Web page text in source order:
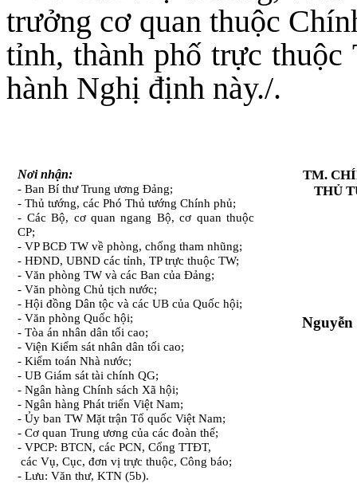
trưởng cơ quan thuộc
tỉnh, thành phố trực
hành Nghị định này./.
Nơi nhận:
- Ban Bí thư Trung ương Đảng;
- Thủ tướng, các Phó Thủ tướng Chính phủ;
- Các Bộ, cơ quan ngang Bộ, cơ quan thuộc
CP;
- VP BCĐ TW về phòng, chống tham nhũng;
- HĐND, UBND các tỉnh,TP trực thuộc TW;
- Văn phòng TW và các Ban của Đảng;
- Văn phòng Chủ tịch nước;
- Hội đồng Dân tộc và các UB của Quốc hội;
- Văn phòng Quốc hội;
- Tòa án nhân dân tối cao;
- Viện Kiểm sát nhân dân tối cao;
- Kiểm toán Nhà nước;
- UB Giám sát tài chính QG;
- Ngân hàng Chính sách Xã hội;
- Ngân hàng Phát triển Việt Nam;
- Ủy ban TW Mặt trận Tổ quốc Việt Nam;
- Cơ quan Trung ương của các đoàn thể;
- VPCP: BTCN, các PCN, Cổng TTĐT,
các Vụ, Cục, đơn vị trực thuộc, Công báo;
- Lưu: Văn thư, KTN (5b).
TM.
THỦ
Nguyễn